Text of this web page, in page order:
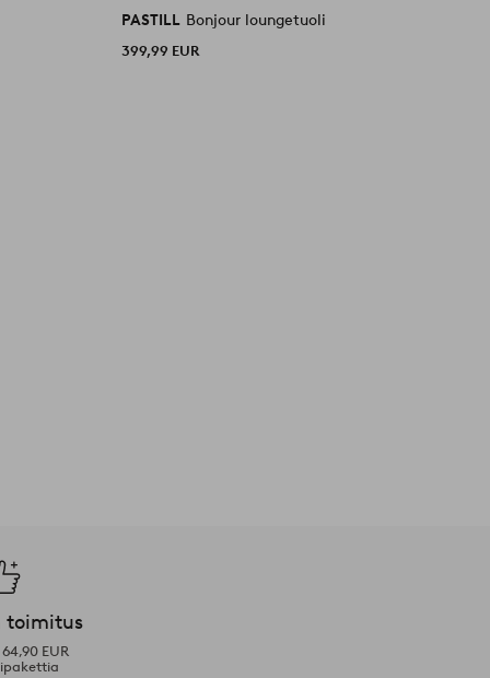
PASTILL Bonjour loungetuoli
399,99 EUR
toimitus
EUR